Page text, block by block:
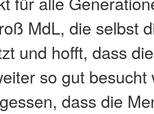
MdL, die selbst
und hofft, dass
so gut besucht
dass die